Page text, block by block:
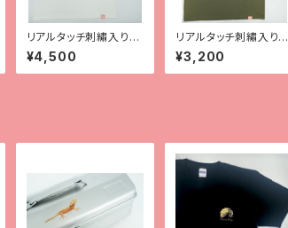
リアルタッチ刺繡入りT
シャツ【サラシノ】
¥4,500
リアルタッチ刺繡入りT
シャツ【クレス】
¥3,200